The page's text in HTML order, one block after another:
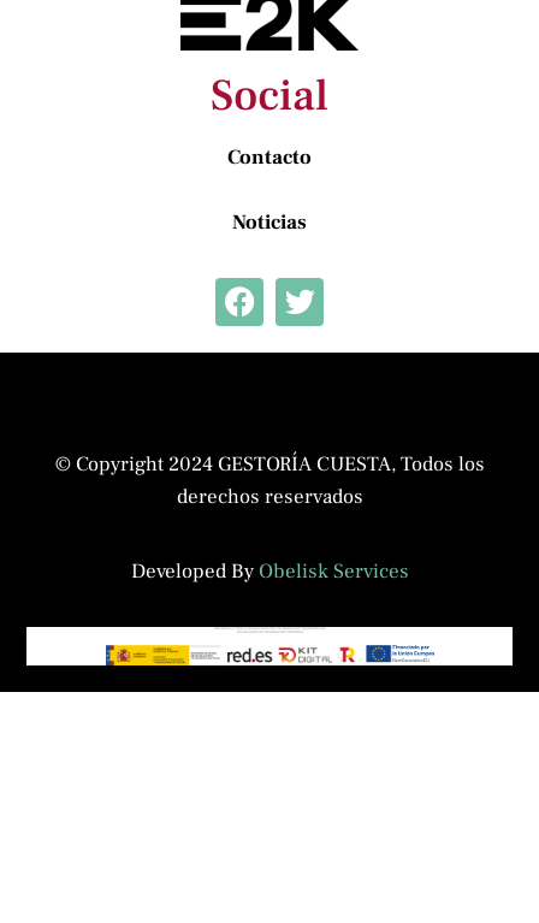
Social
Contacto
Noticias
© Copyright 2024 GESTORÍA CUESTA, Todos los
derechos reservados
Developed By Obelisk Services